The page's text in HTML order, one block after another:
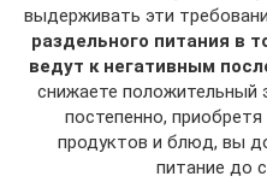
выдерживать эти
раздельного питания в
ведут к негативным
снижаете положительный
постепенно,
продуктов и блюд, вы
питание до